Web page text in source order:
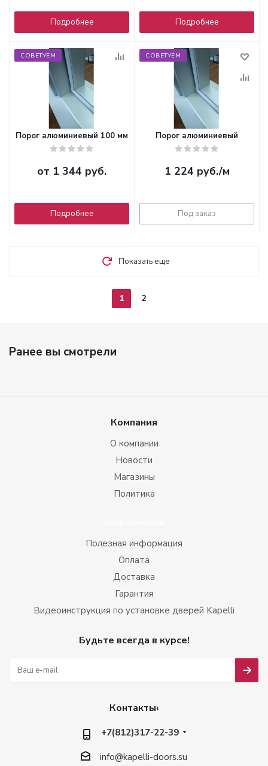
Подробнее Подробнее
СОВЕТУЕМ
Порог алюминиевый 100 мм
от 1 344 руб.
Подробнее
СОВЕТУЕМ
Порог алюминиевый
1 224 руб./м
Под заказ
Показать еще
1 2
Ранее вы смотрели
Компания
О компании
Новости
Магазины
Политика
Полезная информация
Оплата
Доставка
Гарантия
Видеоинструкция по установке дверей Kapelli
Будьте всегда в курсе!
Контакты‹
+7(812)317-22-39
info@kapelli-doors.su